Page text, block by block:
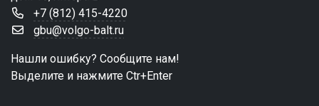
+7 (812) 415-4220
gbu@volgo-balt.ru
Нашли ошибку? Сообщите нам!
Выделите и нажмите Ctr+Enter